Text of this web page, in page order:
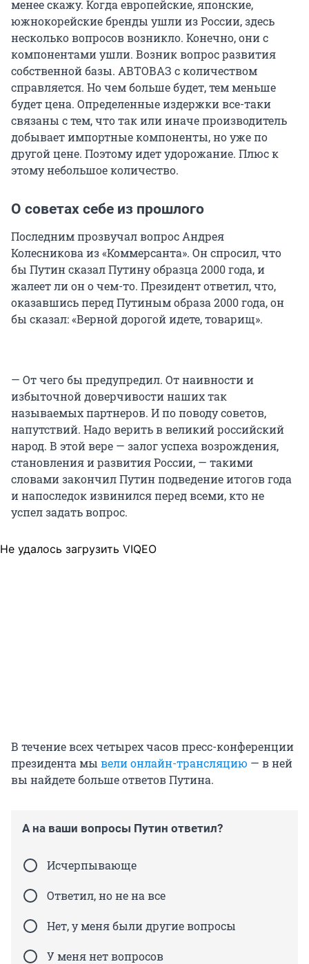
менее скажу. Когда европейские, японские,
южнокорейские бренды ушли из России, здесь
несколько вопросов возникло. Конечно, они с
компонентами ушли. Возник вопрос развития
собственной базы. АВТОВАЗ с количеством
справляется. Но чем больше будет, тем меньше
будет цена. Определенные издержки все-таки
связаны с тем, что так или иначе производитель
добывает импортные компоненты, но уже по
другой цене. Поэтому идет удорожание. Плюс к
этому небольшое количество.
О советах себе из прошлого
Последним прозвучал вопрос Андрея
Колесникова из «Коммерсанта». Он спросил, что
бы Путин сказал Путину образца 2000 года, и
жалеет ли он о чем-то. Президент ответил, что,
оказавшись перед Путиным образа 2000 года, он
бы сказал: «Верной дорогой идете, товарищ».
— От чего бы предупредил. От наивности и
избыточной доверчивости наших так
называемых партнеров. И по поводу советов,
напутствий. Надо верить в великий российский
народ. В этой вере — залог успеха возрождения,
становления и развития России, — такими
словами закончил Путин подведение итогов года
и напоследок извинился перед всеми, кто не
успел задать вопрос.
Не удалось загрузить VIQEO
В течение всех четырех часов пресс-конференции
президента мы вели онлайн-трансляцию — в ней
вы найдете больше ответов Путина.
А на ваши вопросы Путин ответил?
Исчерпывающе
Ответил, но не на все
Нет, у меня были другие вопросы
У меня нет вопросов